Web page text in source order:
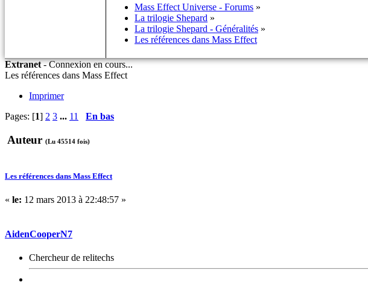
Mass Effect Universe - Forums »
La trilogie Shepard »
La trilogie Shepard - Généralités »
Les références dans Mass Effect
Extranet-Connexion en cours...
Les références dans Mass Effect
Imprimer
Pages: [1] 2 3 ... 11 En bas
Auteur (Lu 45514 fois)
Les références dans Mass Effect
« le: 12 mars 2013 à 22:48:57 »
AidenCooperN7
Chercheur de relitechs